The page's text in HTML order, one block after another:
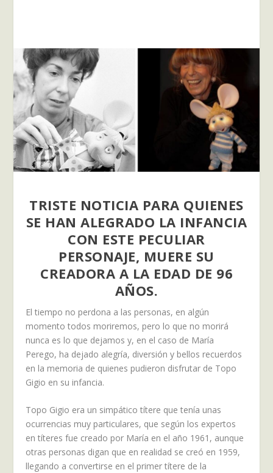
TRISTE NOTICIA PARA QUIENES
SE HAN ALEGRADO LA INFANCIA
CON ESTE PECULIAR
PERSONAJE, MUERE SU
CREADORA A LA EDAD DE 96
AÑOS.
El tiempo no perdona a las personas, en algún
momento todos moriremos, pero lo que no morirá
nunca es lo que dejamos y, en el caso de María
Perego, ha dejado alegría, diversión y bellos recuerdos
en la memoria de quienes pudieron disfrutar de Topo
Gigio en su infancia.
Topo Gigio era un simpático títere que tenía unas
ocurrencias muy particulares, que según los expertos
en títeres fue creado por María en el año 1961, aunque
otras personas digan que en realidad se creó en 1959,
llegando a convertirse en el primer títere de la